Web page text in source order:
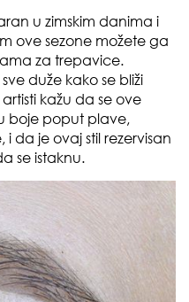
u zimskim danima i
ove sezone možete ga
za trepavice.
duže kako se bliži
kažu da se ove
boje poput plave,
da je ovaj stil rezervisan
se istaknu.